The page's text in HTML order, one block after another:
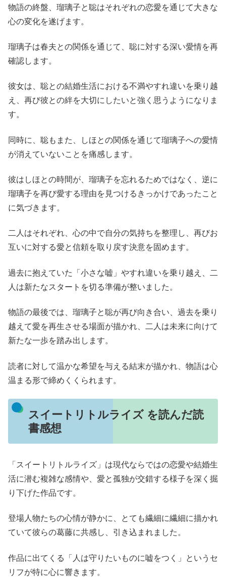
物語の終盤、瑠璃子と聡はそれぞれの恋愛を通じて大きな
心の変化を遂げます。
瑠璃子は春夫との関係を通じて、聡に対する深い愛情を再
確認します。
彼女は、聡との結婚生活における不満やすれ違いを乗り越
え、再び彼との絆を大切にしたいと強く思うようになりま
す。
同時に、聡もまた、しほとの関係を通じて瑠璃子への愛情
が消えていないことを痛感します。
彼はしほとの時間が、瑠璃子を忘れるためではなく、逆に
瑠璃子を再び愛する理由を見つけるきっかけであったこと
に気づきます。
二人はそれぞれ、心の中で自分の気持ちを整理し、再びお
互いに対する愛と信頼を取り戻す決意を固めます。
過去に抱えていた「小さな嘘」やすれ違いを乗り越え、二
人は新たなスタートを切る準備が整いました。
物語の最後では、瑠璃子と聡が再び向き合い、過去を乗り
越えて愛を再生させる場面が描かれ、二人は未来に向けて
新たな一歩を踏み出します。
読者に対して温かな希望を与える結末が描かれ、物語は心
温まる形で締めくくられます。
スイートリトルライズ を読んだ読
書感想
「スイートリトルライズ」は現代ならではの恋愛や結婚生
活に潜む複雑な感情や、愛と孤独が交錯する様子を深く掘
り下げた作品です。
登場人物たちの心情が静かに、とても繊細に繊細に描かれ
ていて彼らの葛藤に共感し、引き込まれました。
作品に出てくる「人は守りたいものに嘘をつく」というセ
リフが特に心に響きます。